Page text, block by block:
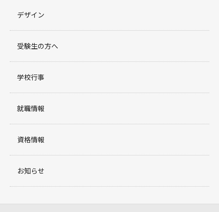
デザイン
受験生の方へ
学校行事
就職情報
資格情報
お知らせ